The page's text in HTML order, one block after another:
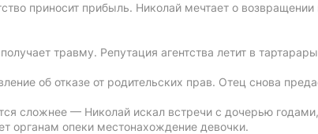
приносит прибыль. Николай мечтает о возвращении
травму. Репутация агентства летит в
об отказе от родительских прав. Отец снова
сложнее — Николай искал встречи с дочерью
органам опеки местонахождение девочки.